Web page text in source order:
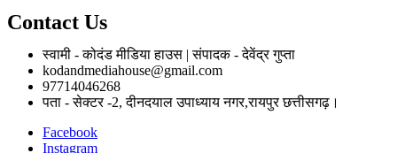
Contact Us
स्वामी - कोदंड मीडिया हाउस | संपादक - देवेंद्र गुप्ता
kodandmediahouse@gmail.com
97714046268
पता - सेक्टर -2, दीनदयाल उपाध्याय नगर,रायपुर छत्तीसगढ़।
Facebook
Instagram